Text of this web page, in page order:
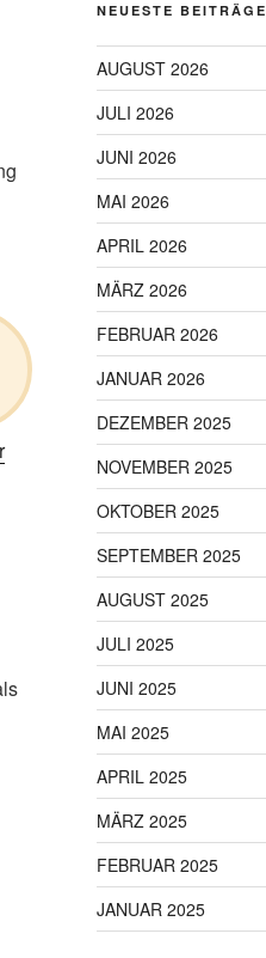
NEUESTE BEITRÄGE
AUGUST 2026
JULI 2026
JUNI 2026
MAI 2026
APRIL 2026
MÄRZ 2026
FEBRUAR 2026
JANUAR 2026
DEZEMBER 2025
NOVEMBER 2025
OKTOBER 2025
SEPTEMBER 2025
AUGUST 2025
JULI 2025
JUNI 2025
MAI 2025
APRIL 2025
MÄRZ 2025
FEBRUAR 2025
JANUAR 2025